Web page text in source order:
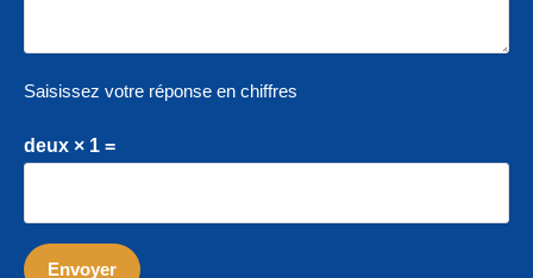
Saisissez votre réponse en chiffres
deux × 1 =